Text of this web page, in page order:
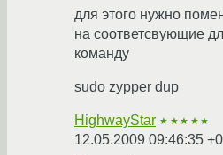
для этого нужно
на соответсвующие
команду
sudo zypper dup
HighwayStar ★★★★★
12.05.2009 09:46:35